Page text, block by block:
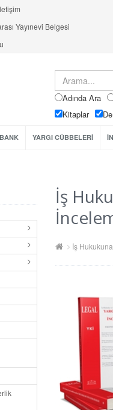
Yayınevi Belgesi
Adında Ara
Kitaplar
YARGI CÜBBELERİ
İş
İş